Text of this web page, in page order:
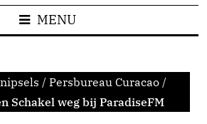
MENU
/ Persbureau Curacao /
Schakel weg bij ParadiseFM